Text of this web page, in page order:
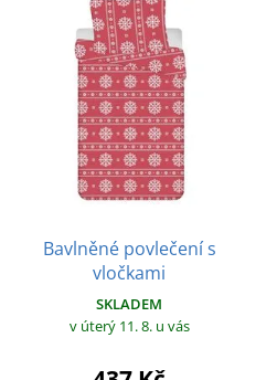
Bavlněné povlečení s
vločkami
SKLADEM
v úterý 11. 8. u vás